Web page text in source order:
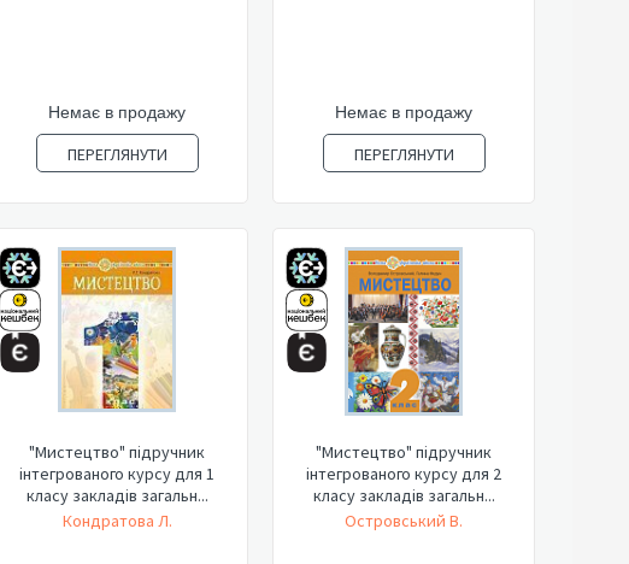
Немає в продажу
ПЕРЕГЛЯНУТИ
Немає в продажу
ПЕРЕГЛЯНУТИ
"Мистецтво" підручник
інтегрованого курсу для 1
класу закладів загальн...
Кондратова Л.
"Мистецтво" підручник
інтегрованого курсу для 2
класу закладів загальн...
Островський В.